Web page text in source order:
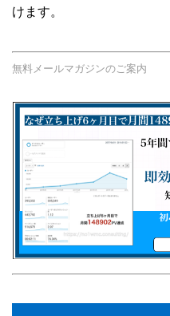
けます。
無料メールマガジンのご案内